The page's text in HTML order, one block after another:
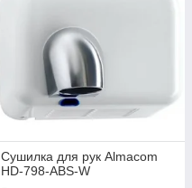
Сушилка для рук Almacom
HD-798-ABS-W